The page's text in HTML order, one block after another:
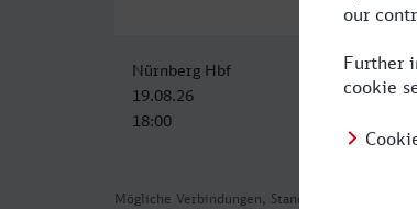
Mögliche Verbindungen, Stand: 2026-08-05 09:09
Nürnberg Hbf
19.08.26
18:00
Bocholt
19.08.26